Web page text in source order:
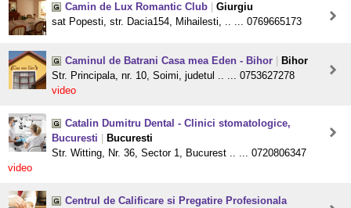
Camin de Lux Romantic Club
Giurgiu
sat Popesti, str. Dacia154, Mihailesti, .. ... 0769665173
Caminul de Batrani Casa mea Eden - Bihor
Bihor
Str. Principala, nr. 10, Soimi, judetul .. ... 0753627278
video
Catalin Dumitru Dental - Clinici stomatologice,
Bucuresti
Bucuresti
Str. Witting, Nr. 36, Sector 1, Bucurest .. ... 0720806347
video
Centrul de Calificare si Pregatire Profesionala